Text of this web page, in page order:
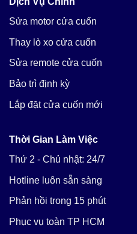
Sửa motor cửa cuốn
Thay lò xo cửa cuốn
Sửa remote cửa cuốn
Bảo trì định kỳ
Lắp đặt cửa cuốn mới
Thời Gian Làm Việc
Thứ 2 - Chủ nhật: 24/7
Hotline luôn sẵn sàng
Phản hồi trong 15 phút
Phục vụ toàn TP HCM